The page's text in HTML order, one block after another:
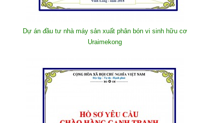
Dự án đầu tư nhà máy sản xuất phân bón vi sinh hữu cơ
Uraimekong